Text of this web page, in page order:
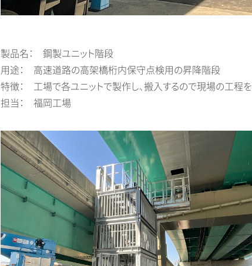
製品名： 鋼製ユニット階段
用途： 高速道路の高架橋桁内保守点検用の昇降階段
特徴： 工場で各ユニットで製作し、搬入するので現場の工程
担当： 福岡工場